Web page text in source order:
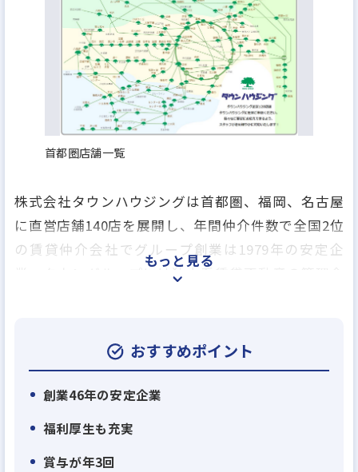
首都圏店舗一覧
株式会社タウンハウジングは首都圏、福岡、名古屋
に直営店舗140店を展開し、年間仲介件数で全国2位
の賃貸仲介会社でグループ創業は1979年の安定企
業、タウングループには独立系賃貸不動産の管理会
飲食事業を行う会社など、グループ全17社で総合生
活関連のあらゆるサービスを提供しております。
もっと見る
おすすめポイント
創業46年の安定企業
福利厚生も充実
賞与が年3回